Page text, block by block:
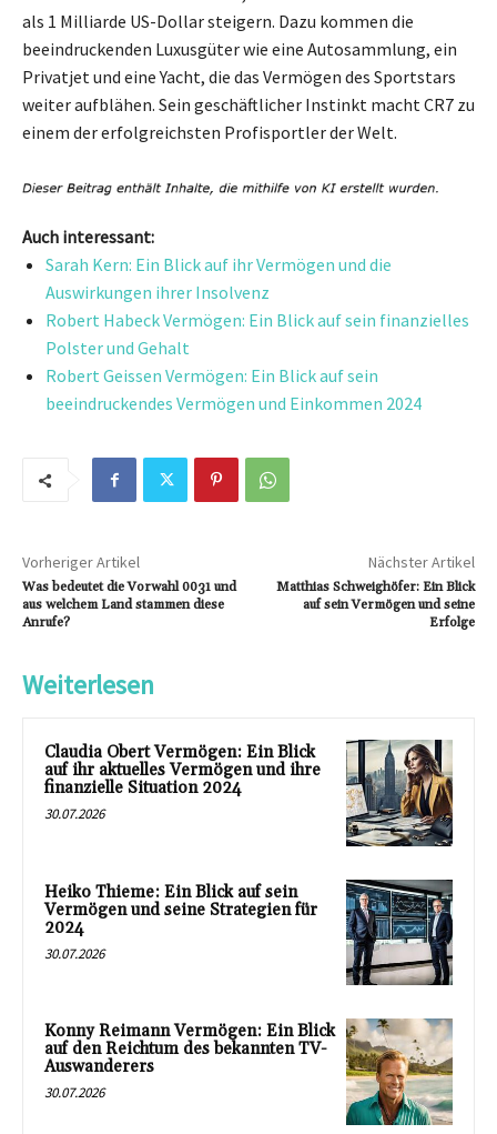
als 1 Milliarde US-Dollar steigern. Dazu kommen die
beeindruckenden Luxusgüter wie eine Autosammlung, ein
Privatjet und eine Yacht, die das Vermögen des Sportstars
weiter aufblähen. Sein geschäftlicher Instinkt macht CR7 zu
einem der erfolgreichsten Profisportler der Welt.
Auch interessant:
Sarah Kern: Ein Blick auf ihr Vermögen und die
Auswirkungen ihrer Insolvenz
Robert Habeck Vermögen: Ein Blick auf sein finanzielles
Polster und Gehalt
Robert Geissen Vermögen: Ein Blick auf sein
beeindruckendes Vermögen und Einkommen 2024
Vorheriger Artikel
Was bedeutet die Vorwahl 0031 und
aus welchem Land stammen diese
Anrufe?
Nächster Artikel
Matthias Schweighöfer: Ein Blick
auf sein Vermögen und seine
Erfolge
Weiterlesen
Claudia Obert Vermögen: Ein Blick
auf ihr aktuelles Vermögen und ihre
finanzielle Situation 2024
30.07.2026
Heiko Thieme: Ein Blick auf sein
Vermögen und seine Strategien für
2024
30.07.2026
Konny Reimann Vermögen: Ein Blick
auf den Reichtum des bekannten TV-
Auswanderers
30.07.2026